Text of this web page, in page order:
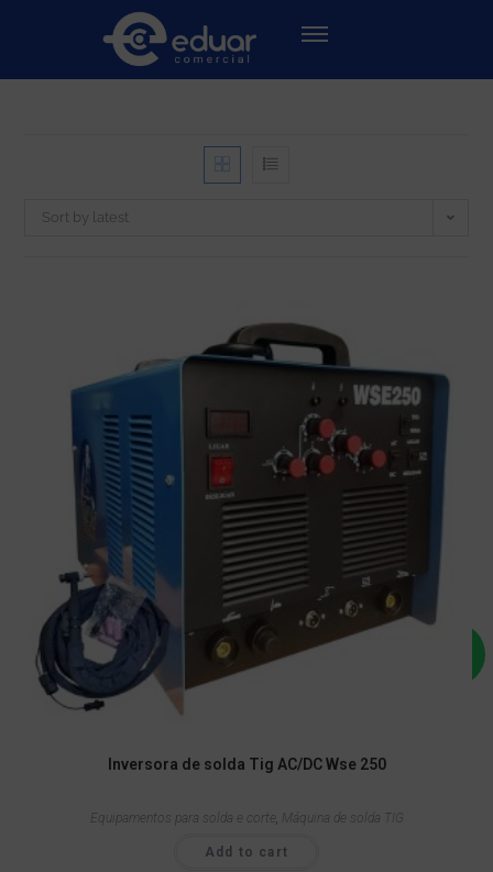
Sort by latest
Inversora de solda Tig AC/DC Wse 250
Equipamentos para solda e corte, Máquina de solda TIG
Add to cart